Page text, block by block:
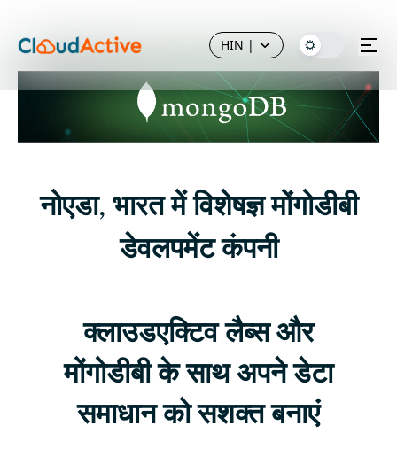
HIN |
नोएडा, भारत में विशेषज्ञ मोंगोडीबी
डेवलपमेंट कंपनी
क्लाउडएक्टिव लैब्स और
मोंगोडीबी के साथ अपने डेटा
समाधान को सशक्त बनाएं